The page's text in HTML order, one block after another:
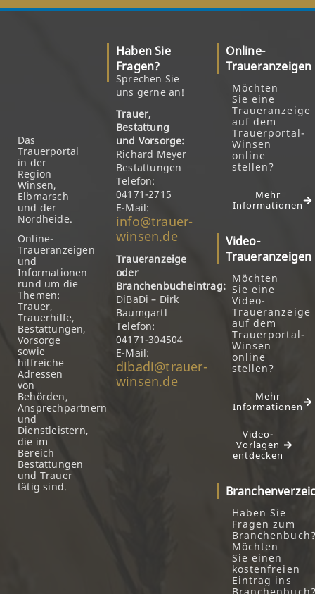
Das
Trauerportal
in der
Region
Winsen,
Elbmarsch
und der
Nordheide.
Online-
Traueranzeigen
und
Informationen
rund um die
Themen:
Trauer,
Trauerhilfe,
Bestattungen,
Vorsorge
sowie
hilfreiche
Adressen
von
Behörden,
Ansprechpartnern
und
Dienstleistern,
die im
Bereich
Bestattungen
und Trauer
tätig sind.
Haben Sie
Fragen?
Sprechen Sie
uns gerne an!
Trauer,
Bestattung
und Vorsorge:
Richard Meyer
Bestattungen
Telefon:
04171-2715
E-Mail:
info@trauer-
winsen.de
Traueranzeige
oder
Branchenbucheintrag:
DiBaDi – Dirk
Baumgartl
Telefon:
04171-304504
E-Mail:
dibadi@trauer-
winsen.de
Online-
Traueranzeigen
Möchten
Sie eine
Traueranzeige
auf dem
Trauerportal-
Winsen
online
stellen?
Mehr
Informationen
Video-
Traueranzeigen
Möchten
Sie eine
Video-
Traueranzeige
auf dem
Trauerportal-
Winsen
online
stellen?
Mehr
Informationen
Video-
Vorlagen
entdecken
Haben Sie
Fragen zum
Möchten
Sie einen
kostenfreien
Eintrag ins